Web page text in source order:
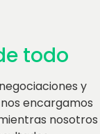
todo
y
encargamos
nosotros